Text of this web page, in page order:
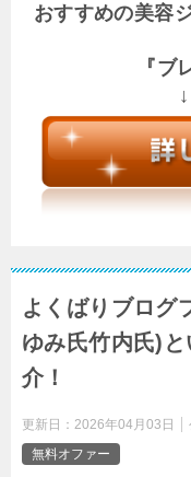
おすすめの美容
『ブ
よくばりブログ
ゆみ氏竹内氏)
介！
更新日： 2026年04月03日
無料オファー